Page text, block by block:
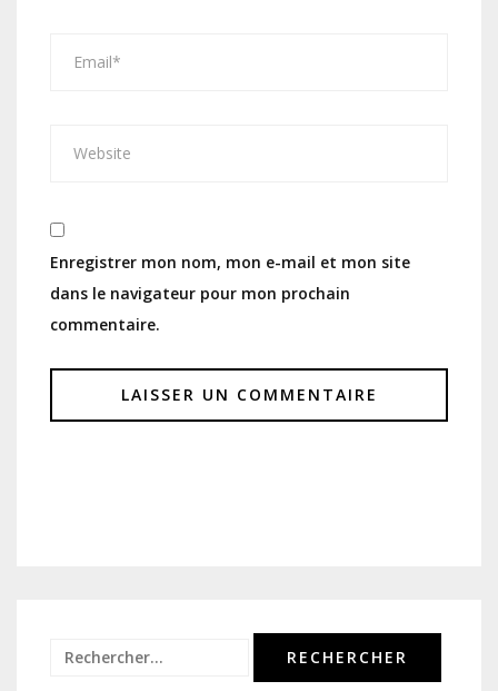
Enregistrer mon nom, mon e-mail et mon site
dans le navigateur pour mon prochain
commentaire.
Rechercher :